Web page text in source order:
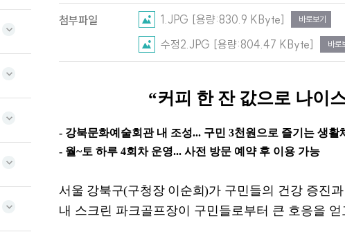
첨부파일 1.JPG [용량:830.9 KByte] 바로보기
수정2.JPG [용량:804.47 KByte] 바로
“커피 한 잔 값으로 나이
- 강북문화예술회관 내 조성... 구민 3천원으로 즐기는 생활
- 월~토 하루 4회차 운영... 사전 방문 예약 후 이용 가능
서울 강북구(구청장 이순희)가 구민들의 건강 증진
내 스크린 파크골프장이 구민들로부터 큰 호응을 얻